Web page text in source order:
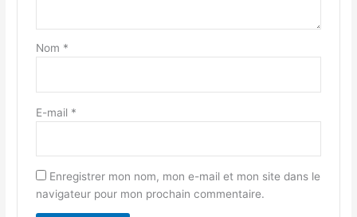
Nom *
E-mail *
Enregistrer mon nom, mon e-mail et mon site dans le
navigateur pour mon prochain commentaire.